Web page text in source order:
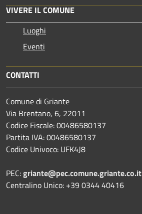
VIVERE IL COMUNE
Luoghi
Eventi
CONTATTI
Comune di Griante
Via Brentano, 6, 22011
Codice Fiscale: 00486580137
Partita IVA: 00486580137
Codice Univoco: UFK4J8
PEC:griante@pec.comune.griante.co.it
Centralino Unico: +39 0344 40416